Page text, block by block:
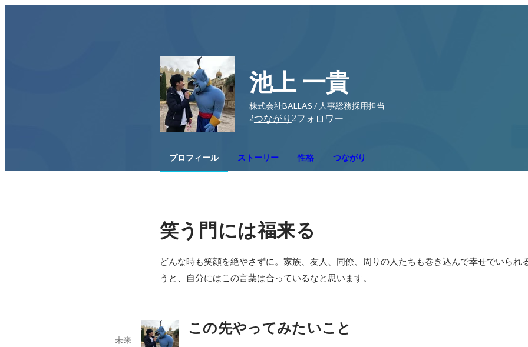
池上 一貴
株式会社BALLAS / 人事総務採用担当
2つながり 2フォロワー
プロフィール ストーリー 性格 つながり
笑う門には福来る
どんな時も笑顔を絶やさずに。家族、友人、同僚、周りの人たちも巻き込んで幸せでいられ
うと、自分にはこの言葉は合っているなと思います。
この先やってみたいこと
未来